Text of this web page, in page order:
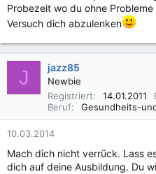
Probezeit wo du ohne
Versuch dich abzulenken
J jazz85
Newbie
Registriert
14.01.2011
Beruf
Gesundheits-
10.03.2014
Mach dich nicht verrück. Lass
dich auf deine Ausbildung. Du